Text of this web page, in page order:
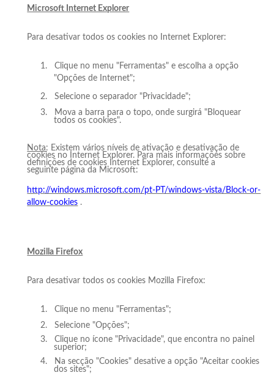
Microsoft Internet Explorer
Para desativar todos os cookies no Internet Explorer:
1.
Clique no menu "Ferramentas" e escolha a opção
"Opções de Internet";
2.
Selecione o separador "Privacidade";
3.
Mova a barra para o topo, onde surgirá "Bloquear
todos os cookies".
Nota: Existem vários níveis de ativação e desativação de
cookies no Internet Explorer. Para mais informações sobre
definições de cookies Internet Explorer, consulte a
seguinte página da Microsoft:
http://windows.microsoft.com/pt-PT/windows-vista/Block-or-
allow-cookies .
Mozilla Firefox
Para desativar todos os cookies Mozilla Firefox:
1.
Clique no menu "Ferramentas";
2.
Selecione "Opções";
3.
Clique no ícone "Privacidade", que encontra no painel
superior;
4.
Na secção "Cookies" desative a opção "Aceitar cookies
dos sites";